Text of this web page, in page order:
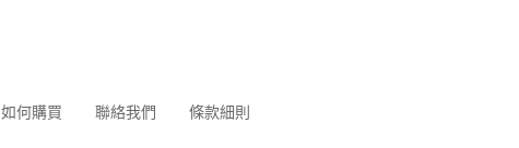
如何購買 聯絡我們 條款細則